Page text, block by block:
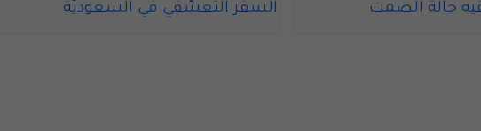
حالة الصمت
السفر التعسّفي في السعوديّة